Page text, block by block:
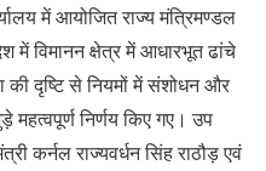
में आयोजित राज्य मंत्रिमण्डल
में विमानन क्षेत्र में आधारभूत ढांचे
की दृष्टि से नियमों में संशोधन और
निर्णय किए गए। उप
कर्नल राज्यवर्धन सिंह राठौड़ एवं